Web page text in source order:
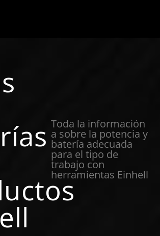
Toda la información
a sobre la potencia y
batería adecuada
para el tipo de
trabajo con
herramientas Einhell